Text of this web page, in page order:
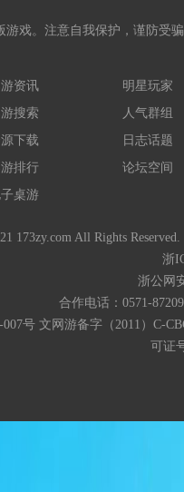
游戏。注意自我保护，谨防受
资讯
搜索
下载
排行
桌游
明星玩家
人气群组
日志话题
论坛空间
173zy.com All Rights
浙
浙公网
合作电话：0571-
号 文网游备字（2011）C-
可证